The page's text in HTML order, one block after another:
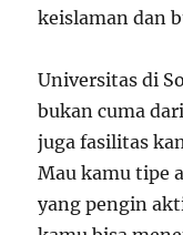
keislaman dan
Universitas di
bukan cuma
juga fasilitas
Mau kamu tipe
yang pengin